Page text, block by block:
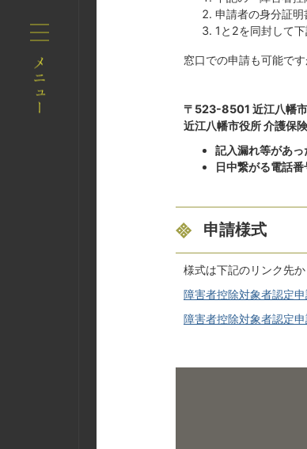
申請者の身分証
1と2を同封して
窓口での申請も可能で
〒523-8501 近江八幡
近江八幡市役所 介護保
記入漏れ等があ
日中繋がる電話
申請様式
様式は下記のリンク先
障害者控除対象者認定
障害者控除対象者認定